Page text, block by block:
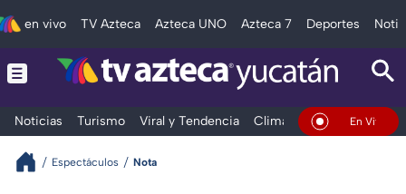
en vivo TV Azteca Azteca UNO Azteca 7 Deportes
Noticias Turismo Viral y Tendencia Clima DeportesEn Vivo
Espectáculos Nota